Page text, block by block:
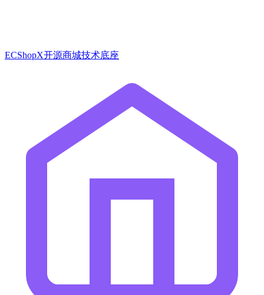
ECShopX开源商城技术底座